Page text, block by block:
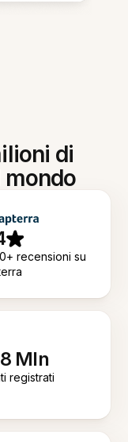
di
mondo
recensioni su
Mln
registrati